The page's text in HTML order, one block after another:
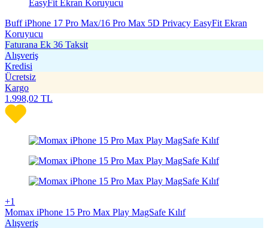
Buff iPhone 17 Pro Max/16 Pro Max 5D Privacy EasyFit Ekran
Koruyucu
Faturana Ek 36 Taksit
Alışveriş
Kredisi
Ücretsiz
Kargo
1.998,02 TL
+1
Momax iPhone 15 Pro Max Play MagSafe Kılıf
Alışveriş